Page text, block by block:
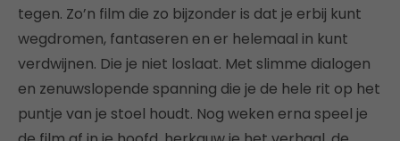
tegen. Zo’n film die zo bijzonder is dat je erbij kunt
wegdromen, fantaseren en er helemaal in kunt
verdwijnen. Die je niet loslaat. Met slimme dialogen
en zenuwslopende spanning die je de hele rit op het
puntje van je stoel houdt. Nog weken erna speel je